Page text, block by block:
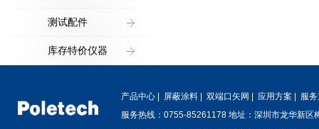
测试配件
库存特价仪器
产品中心 屏蔽涂料 双端口矢网 应用方案
服
服务热线：0755-85261178 地址：深圳市龙华新区